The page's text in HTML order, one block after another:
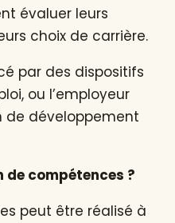
évaluer leurs
choix de carrière.
par des dispositifs
ou l’employeur
de développement
compétences ?
peut être réalisé à